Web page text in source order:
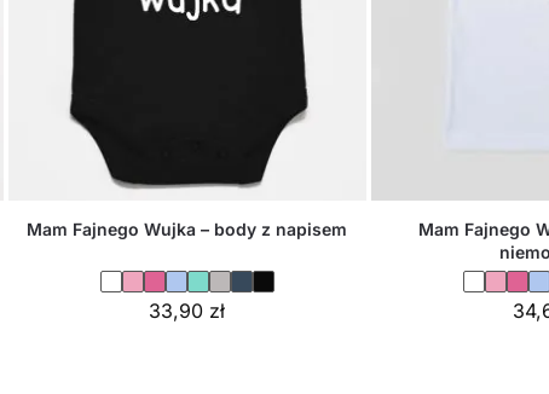
Mam Fajnego Wujka – body z napisem
33,90 zł
Mam Fajnego